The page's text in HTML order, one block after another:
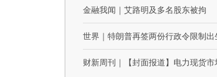
金融我闻 ｜ 艾路明及多名股东被拘
世界 ｜ 特朗普再签两份行政令限制出
财新周刊 ｜ 【封面报道】电力现货